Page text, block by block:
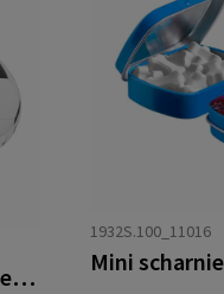
Clic-clac blikje gevuld met standaard vorm pepermunt
1932S.100_11016